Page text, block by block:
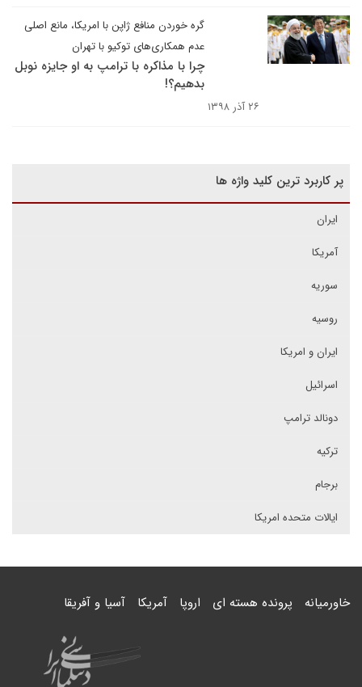
گره خوردن منافع ژاپن با امریکا، مانع اصلی
عدم همکاری‌های توکیو با تهران
چرا با مذاکره با ترامپ به او جایزه نوبل
بدهیم؟!
۲۶ آذر ۱۳۹۸
پر کاربرد ترین کلید واژه ها
ایران
آمریکا
سوریه
روسیه
ایران و امریکا
اسرائیل
دونالد ترامپ
ترکیه
برجام
ایالات متحده امریکا
خاورمیانه پرونده هسته ای اروپا آمریکا آسیا و آفریقا